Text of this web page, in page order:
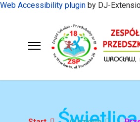
Web Accessibility plugin by DJ-